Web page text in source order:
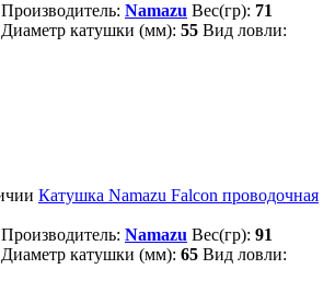
Производитель: Namazu Вес(гр): 71
Диаметр катушки (мм): 55 Вид ловли:
Катушка Namazu Falcon проводочная
Производитель: Namazu Вес(гр): 91
Диаметр катушки (мм): 65 Вид ловли: